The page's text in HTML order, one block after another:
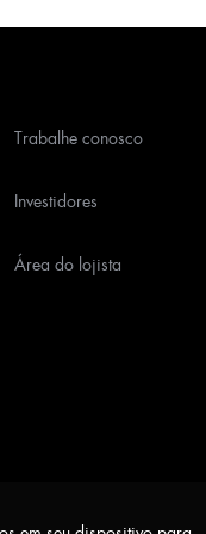
Trabalhe conosco
Investidores
Área do lojista